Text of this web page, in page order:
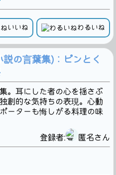
いいね わるいね
の言葉集)：ピンとく
。耳にした者の心を揺さぶ
創的な気持ちの表現。心動
ーターも悔しがる料理の味
登録者:
匿名さん